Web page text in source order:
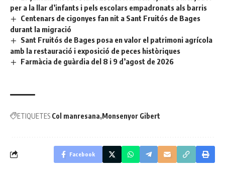
per a la llar d’infants i pels escolars empadronats als barris
Centenars de cigonyes fan nit a Sant Fruitós de Bages
durant la migració
Sant Fruitós de Bages posa en valor el patrimoni agrícola
amb la restauració i exposició de peces històriques
Farmàcia de guàrdia del 8 i 9 d’agost de 2026
ETIQUETES Col manresana Monsenyor Gibert
Facebook